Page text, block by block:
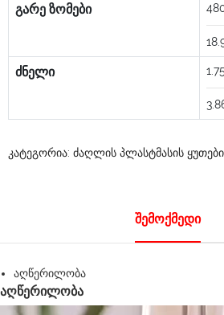
გარე ზომები
ძნელი 1.75
კატეგორია: ძაღლის პლასტმასის ყუთები
Შემოქმედი
აღწერილობა
აღწერილობა